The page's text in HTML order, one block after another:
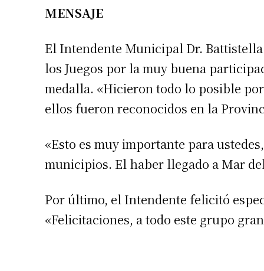
Dirección
Nombre
MENSAJE
El Intendente Municipal Dr.
los Juegos por la muy buena
medalla. «Hicieron todo lo posible
ellos fueron reconocidos en la
«Esto es muy importante para
municipios. El haber llegado a Mar
Por último, el Intendente felicitó
«Felicitaciones, a todo este grupo